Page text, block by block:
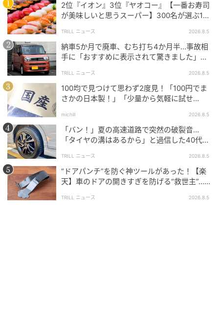
出典FUDGE.jp
[H7×φ5.3cm] 各 ¥1210（ソイル）
珪藻土・炭・リサイクルアッシュと呼ばれる焼却灰を
組み合わせた、高い消臭力を発揮する脱臭剤。風にさ
らすことで再利用も可能。靴箱などの湿気がこもる場
所に置けば、吸湿効果も。エコでキュートなお品。
《KiU》のフーディ
2位『イオン』3位『ヤオコー』【一番お寿司
が美味しいと思うスーパー】300名が選ぶ1位
TRILL ニュース 2026.8.5
納車5か月で廃車、むち打ち4か月半…事故相
手に「おすすめに表示されて驚きました」と
TRILL ニュース 2026.8.5
100均で見つけて思わず2度見！「100円でま
さかの日本製！」「少量から気軽に試せ
michill 2026.8.5
「バン！」夏の高速道路で突然の破裂音…
「タイヤの溝はあるから」と過信した40代男
TRILL ニュース 2026.8.5
“ドアパンチ”を防ぐ神ツールがあった！【楽
天】車のドアの開きすぎを防げる“救世主”…手
TRILL ニュース 2026.8.5